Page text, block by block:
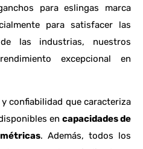
para eslingas marca
para satisfacer las
las industrias, nuestros
excepcional en
confiabilidad que caracteriza
en capacidades de
. Además, todos los